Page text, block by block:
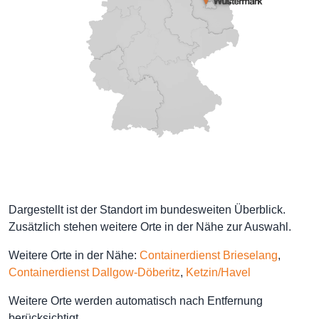
Dargestellt ist der Standort im bundesweiten Überblick.
Zusätzlich stehen weitere Orte in der Nähe zur Auswahl.
Weitere Orte in der Nähe: Containerdienst Brieselang,
Containerdienst Dallgow-Döberitz, Ketzin/Havel
Weitere Orte werden automatisch nach Entfernung